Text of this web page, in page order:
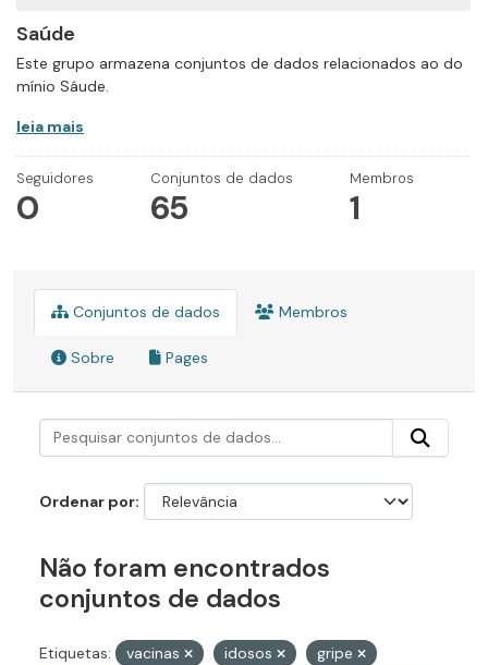
Saúde
Este grupo armazena conjuntos de dados relacionados ao do
mínio Sáude.
leia mais
Seguidores
0
Conjuntos de dados
65
Membros
1
Conjuntos de dados Membros
Sobre Pages
Ordenar por
Não foram encontrados
conjuntos de dados
Etiquetas: vacinas idosos
gripe